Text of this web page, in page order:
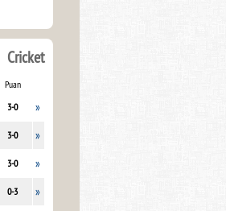
Cricket
Puan
3-0 »
3-0 »
3-0 »
0-3 »